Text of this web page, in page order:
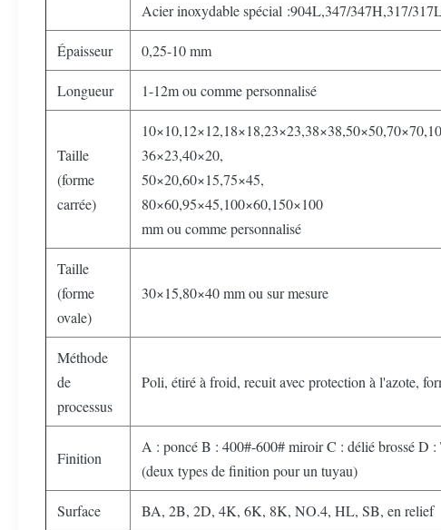
Acier inoxydable spécial :904L,347/347H,317/
Épaisseur 0,25-10 mm
Longueur 1-12m ou comme personnalisé
Taille
(forme
carrée)
36×23,40×20,
50×20,60×15,75×45,
80×60,95×45,100×60,150×100
mm ou comme personnalisé
Taille
(forme
ovale)
30×15,80×40 mm ou sur mesure
Méthode
de
processus
Poli, étiré à froid, recuit avec protection à l'azote,
Finition
A : poncé B : 400#-600# miroir C : délié brossé D
(deux types de finition pour un tuyau)
Surface BA, 2B, 2D, 4K, 6K, 8K, NO.4, HL, SB, en relief